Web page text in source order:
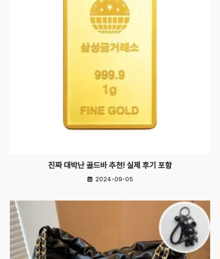
진짜 대박난 골드바 추천! 실제 후기 포함
2024-09-05